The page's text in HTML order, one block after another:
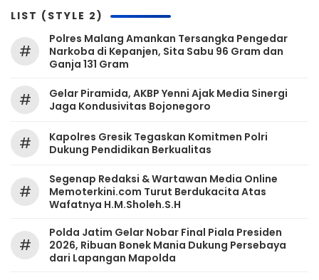
LIST (STYLE 2)
#
Polres Malang Amankan Tersangka Pengedar
Narkoba di Kepanjen, Sita Sabu 96 Gram dan
Ganja 131 Gram
#
Gelar Piramida, AKBP Yenni Ajak Media Sinergi
Jaga Kondusivitas Bojonegoro
#
Kapolres Gresik Tegaskan Komitmen Polri
Dukung Pendidikan Berkualitas
#
Segenap Redaksi & Wartawan Media Online
Memoterkini.com Turut Berdukacita Atas
Wafatnya H.M.Sholeh.S.H
#
Polda Jatim Gelar Nobar Final Piala Presiden
2026, Ribuan Bonek Mania Dukung Persebaya
dari Lapangan Mapolda